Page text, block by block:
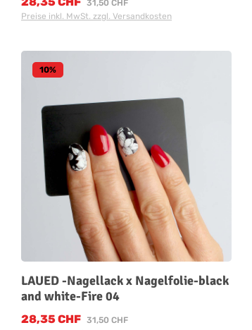
31,50 CHF
Preise inkl. MwSt. zzgl. Versandkosten
10%
LAUED -Nagellack x Nagelfolie-black
and white-Fire 04
Verkaufspreis:
28,35 CHF Regulärer Preis:
31,50 CHF